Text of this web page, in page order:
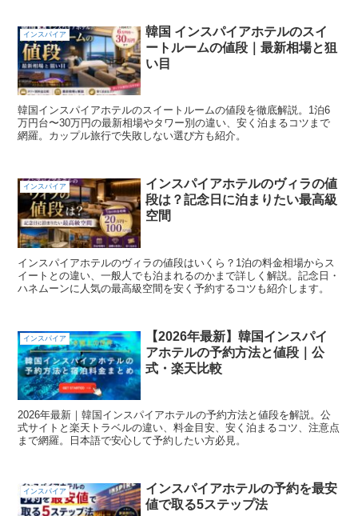
インスパイア
韓国 インスパイアホテルのスイ
ートルームの値段｜最新相場と狙
い目
韓国インスパイアホテルのスイートルームの値段を徹底解説。1泊6
万円台〜30万円の最新相場やタワー別の違い、安く泊まるコツまで
網羅。カップル旅行で失敗しない選び方も紹介。
インスパイア
インスパイアホテルのヴィラの値
段は？記念日に泊まりたい最高級
空間
インスパイアホテルのヴィラの値段はいくら？1泊の料金相場からス
イートとの違い、一般人でも泊まれるのかまで詳しく解説。記念日・
ハネムーンに人気の最高級空間を安く予約するコツも紹介します。
インスパイア
【2026年最新】韓国インスパイ
アホテルの予約方法と値段｜公
式・楽天比較
2026年最新｜韓国インスパイアホテルの予約方法と値段を解説。公
式サイトと楽天トラベルの違い、料金目安、安く泊まるコツ、注意点
まで網羅。日本語で安心して予約したい方必見。
インスパイア
インスパイアホテルの予約を最安
値で取る5ステップ法